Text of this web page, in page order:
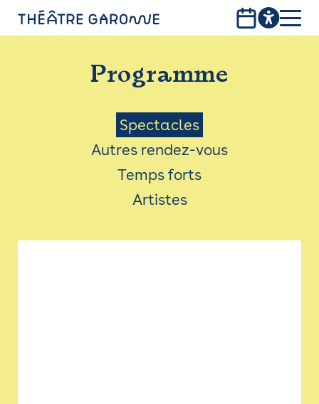
PROGRAMME
INFOS PRATIQUES
AVEC LES PUBLICS
ACCESSIBILITÉ
LES PRODUCTIONS
Programme
Menu
Saison
Spectacles
Autres rendez-vous
Temps forts
Artistes